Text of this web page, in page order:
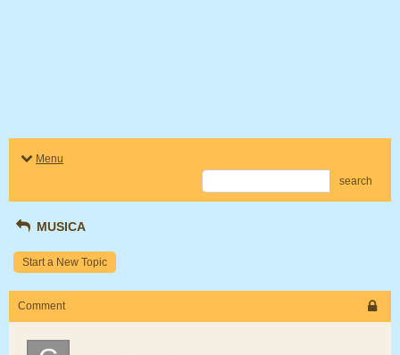
Menu
search
MUSICA
Start a New Topic
Comment